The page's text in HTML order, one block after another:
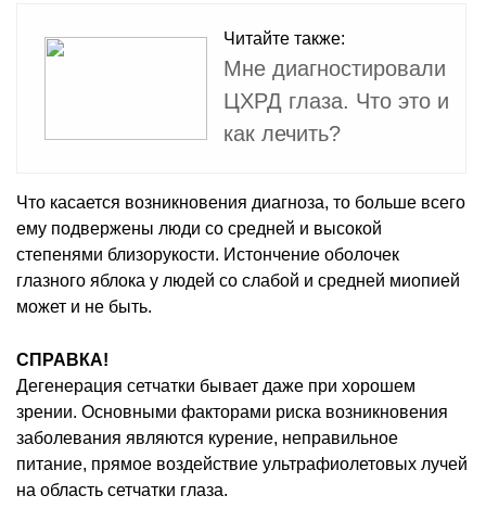
Читайте также:
Мне диагностировали
ЦХРД глаза. Что это и
как лечить?
Что касается возникновения диагноза, то больше всего
ему подвержены люди со средней и высокой
степенями близорукости. Истончение оболочек
глазного яблока у людей со слабой и средней миопией
может и не быть.
СПРАВКА!
Дегенерация сетчатки бывает даже при хорошем
зрении. Основными факторами риска возникновения
заболевания являются курение, неправильное
питание, прямое воздействие ультрафиолетовых лучей
на область сетчатки глаза.